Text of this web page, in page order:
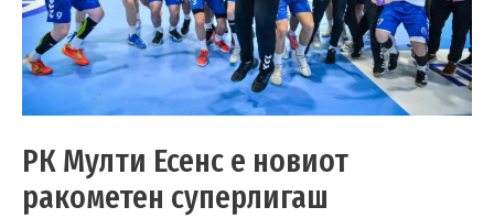
РК Мулти Есенс е новиот
ракометен суперлигаш